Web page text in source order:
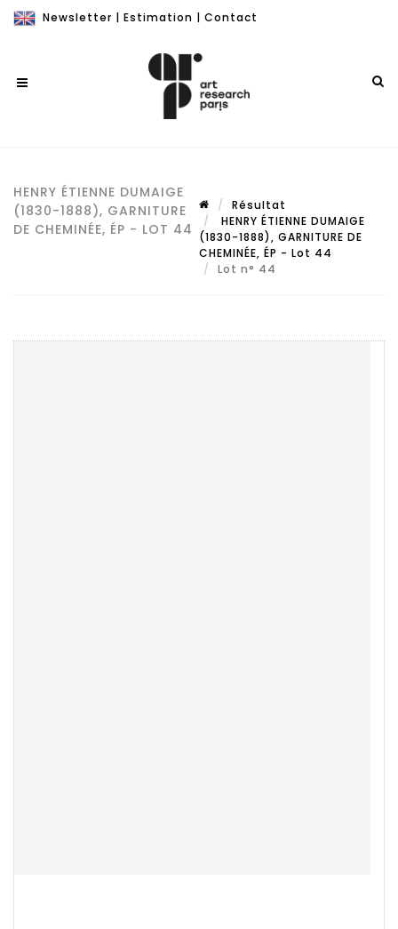
Newsletter | Estimation | Contact
HENRY ÉTIENNE DUMAIGE
(1830-1888), GARNITURE
DE CHEMINÉE, ÉP - LOT 44
Résultat
HENRY ÉTIENNE DUMAIGE
(1830-1888), GARNITURE DE
CHEMINÉE, ÉP - Lot 44
Lot n° 44